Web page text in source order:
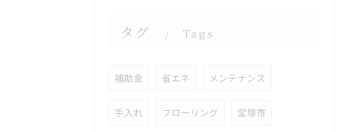
タグ Tags
補助金 省エネ メンテナンス
手入れ フローリング 宝塚市